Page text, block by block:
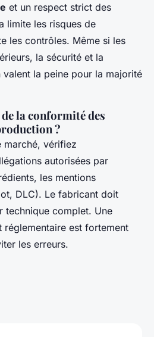
et un respect strict des
limite les risques de
les contrôles. Même si les
la sécurité et la
la peine pour la majorité
la conformité des
?
marché, vérifiez
autorisées par
les mentions
DLC). Le fabricant doit
technique complet. Une
réglementaire est fortement
les erreurs.